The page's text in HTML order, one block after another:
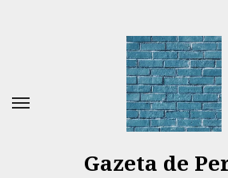
Gazeta de